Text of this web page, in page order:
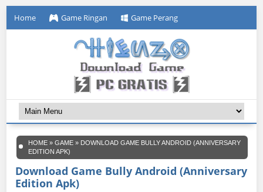
Home Game Ringan Game Perang
HOME »GAME » DOWNLOAD GAME BULLY ANDROID (ANNIVERSARY
EDITION APK)
Download Game Bully Android (Anniversary
Edition Apk)